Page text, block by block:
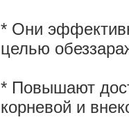
* Они
целью
* Повышают
корневой и